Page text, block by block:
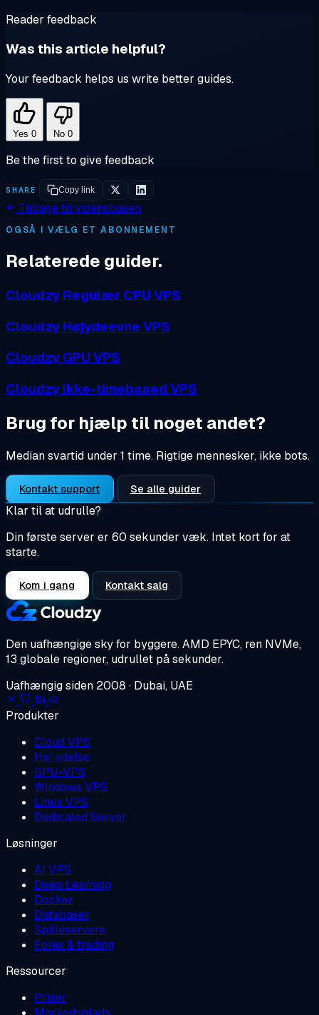
Reader feedback
Was this article helpful?
Your feedback helps us write better guides.
Yes 0 No 0
Be the first to give feedback
SHARE Copy link
Tilbage til vidensbasen
OGSÅ I VÆLG ET ABONNEMENT
Relaterede guider.
Cloudzy Regulær CPU VPS
Cloudzy Højydeevne VPS
Cloudzy GPU VPS
Cloudzy ikke-timebased VPS
Brug for hjælp til noget andet?
Median svartid under 1 time. Rigtige mennesker, ikke bots.
Kontakt support Se alle guider
Klar til at udrulle?
Din første server er 60 sekunder væk. Intet kort for at
starte.
Kom i gang Kontakt salg
Den uafhængige sky for byggere.AMD EPYC, ren NVMe,
13 globale regioner, udrullet på sekunder.
Uafhængig siden 2008 · Dubai, UAE
Produkter
Cloud VPS
Høj ydelse
GPU-VPS
Windows VPS
Linux VPS
Dedicated Server
Løsninger
AI VPS
Deep Learning
Docker
Databaser
Spilleservere
Forex & trading
Ressourcer
Priser